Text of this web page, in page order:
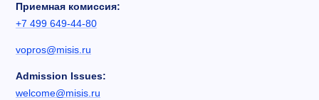
Приемная комиссия:
+7 499 649-44-80
vopros@misis.ru
Admission Issues:
welcome@misis.ru